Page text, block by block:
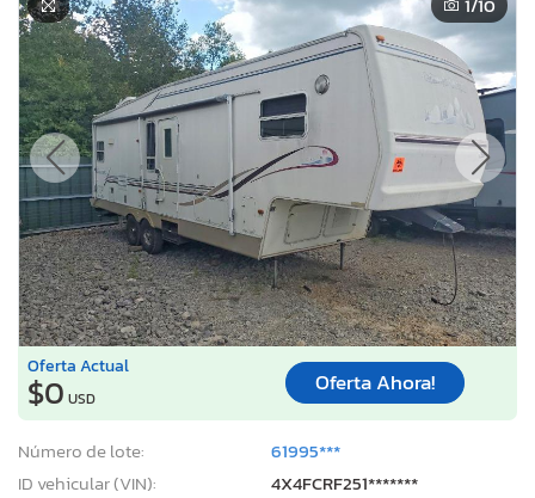
Oferta Actual
$0 USD
Oferta Ahora!
Número de lote:
61995***
ID vehicular (VIN):
4X4FCRF251*******